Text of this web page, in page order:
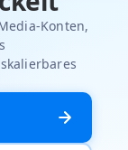
Konten,